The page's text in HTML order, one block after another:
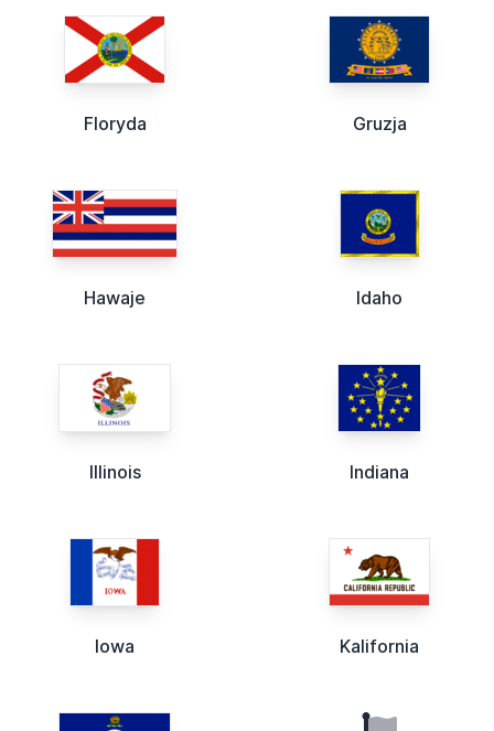
Floryda Gruzja
Hawaje Idaho
Illinois Indiana
Iowa Kalifornia